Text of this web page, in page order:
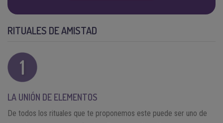
RITUALES DE AMISTAD
LA UNIÓN DE ELEMENTOS
De todos los rituales que te proponemos este puede ser uno de